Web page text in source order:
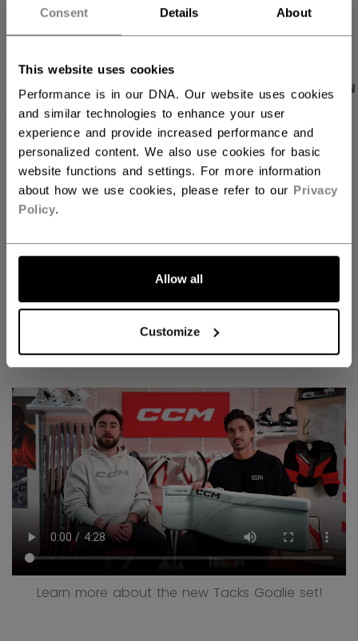
Consent Details About
This website uses cookies
Performance is in our DNA. Our website uses cookies
and similar technologies to enhance your user
experience and provide increased performance and
personalized content. We also use cookies for basic
website functions and settings. For more information
about how we use cookies, please refer to our Privacy
Policy.
Allow all
Customize
LINKS ZUM
PRODUKTFOTOS BESCHREIBUNG ANGABEN
Discover the new Tacks goalie line!
Learn more about the new Tacks Goalie set!